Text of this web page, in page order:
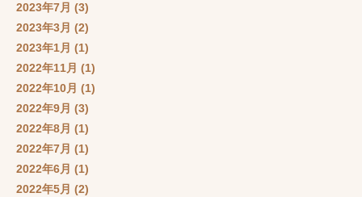
2023年7月 (3)
2023年3月 (2)
2023年1月 (1)
2022年11月 (1)
2022年10月 (1)
2022年9月 (3)
2022年8月 (1)
2022年7月 (1)
2022年6月 (1)
2022年5月 (2)